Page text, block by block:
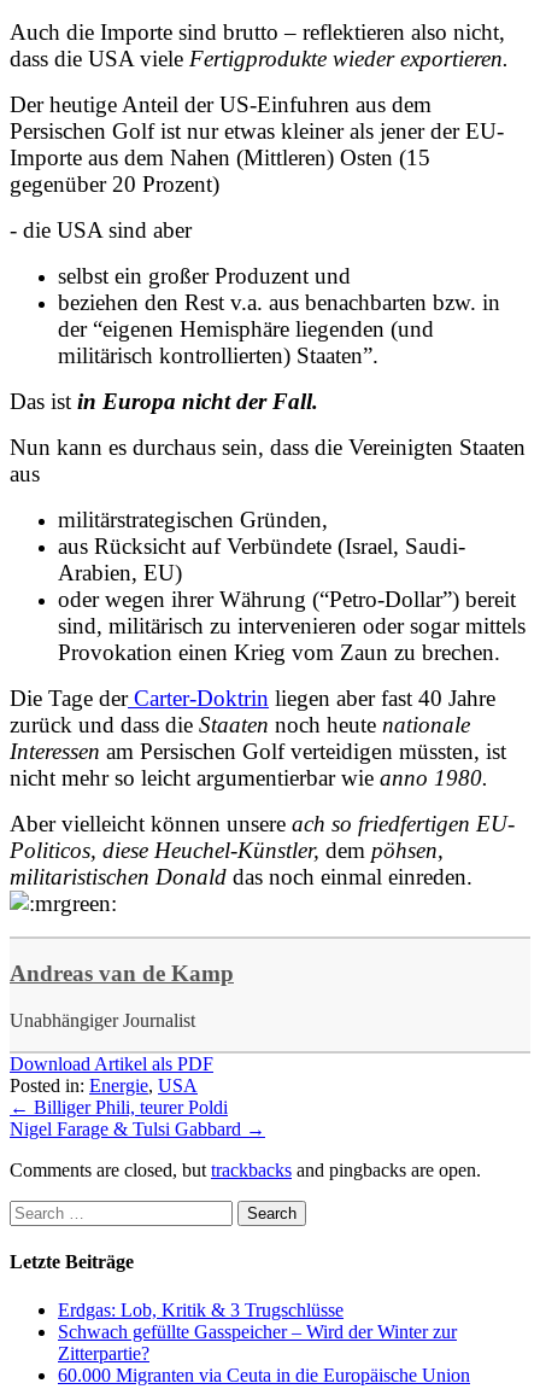
Auch die Importe sind brutto – reflektieren also nicht,
dass die USA viele Fertigprodukte wieder exportieren.
Der heutige Anteil der US-Einfuhren aus dem
Persischen Golf ist nur etwas kleiner als jener der EU-
Importe aus dem Nahen (Mittleren) Osten (15
gegenüber 20 Prozent)
- die USA sind aber
selbst ein großer Produzent und
beziehen den Rest v.a. aus benachbarten bzw. in
der “eigenen Hemisphäre liegenden (und
militärisch kontrollierten) Staaten”.
Das ist in Europa nicht der Fall.
Nun kann es durchaus sein, dass die Vereinigten Staaten
aus
militärstrategischen Gründen,
aus Rücksicht auf Verbündete (Israel, Saudi-
Arabien, EU)
oder wegen ihrer Währung (“Petro-Dollar”) bereit
sind, militärisch zu intervenieren oder sogar mittels
Provokation einen Krieg vom Zaun zu brechen.
Die Tage derCarter-Doktrin liegen aber fast 40 Jahre
zurück und dass die Staaten noch heute nationale
Interessen am Persischen Golf verteidigen müssten, ist
nicht mehr so leicht argumentierbar wie anno 1980.
Aber vielleicht können unsere ach so friedfertigen EU-
Politicos, diese Heuchel-Künstler, dem pöhsen,
militaristischen Donald das noch einmal einreden.
Andreas van de Kamp
Unabhängiger Journalist
Download Artikel als PDF
Posted in: Energie, USA
← Billiger Phili, teurer Poldi
Nigel Farage & Tulsi Gabbard →
Comments are closed, but trackbacks and pingbacks are open.
Letzte Beiträge
Erdgas: Lob, Kritik & 3 Trugschlüsse
Schwach gefüllte Gasspeicher – Wird der Winter zur
Zitterpartie?
60.000 Migranten via Ceuta in die Europäische Union